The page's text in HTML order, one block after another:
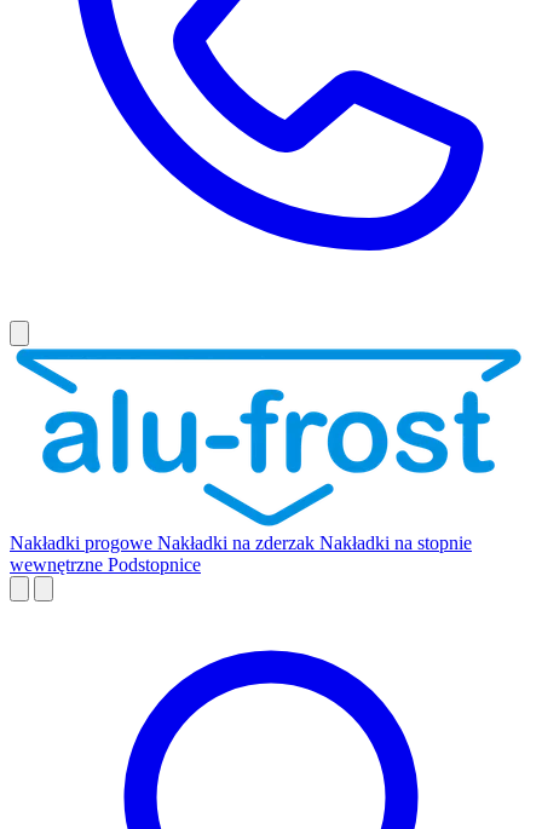
Nakładki progowe Nakładki na zderzak Nakładki na stopnie
wewnętrzne Podstopnice